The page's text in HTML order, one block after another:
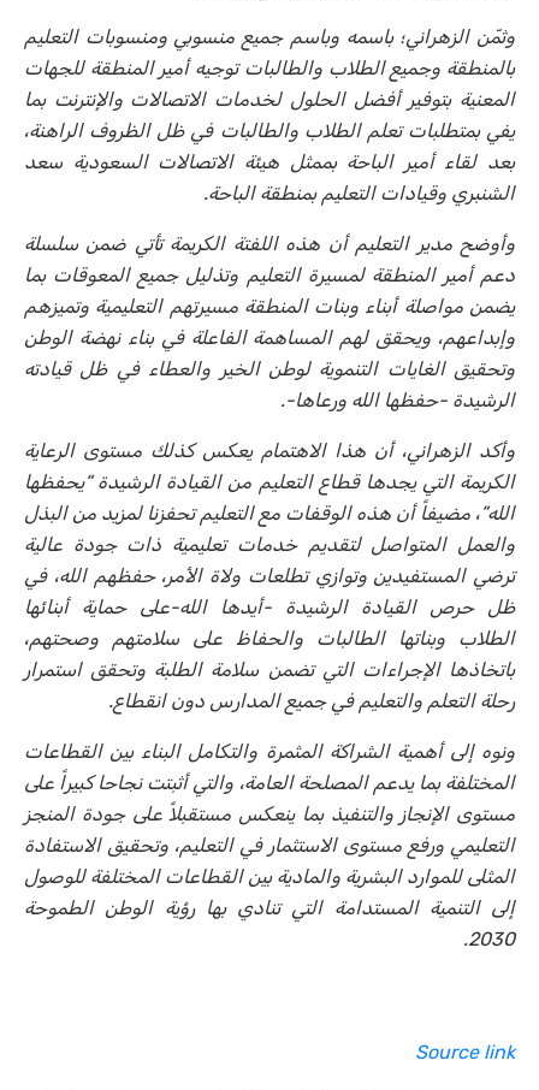
وثمّن الزهراني؛ باسمه وباسم جميع منسوبي ومنسوبات التعليم
بالمنطقة وجميع الطلاب والطالبات توجيه أمير المنطقة للجهات
المعنية بتوفير أفضل الحلول لخدمات الاتصالات والإنترنت بما
يفي بمتطلبات تعلم الطلاب والطالبات في ظل الظروف الراهنة،
بعد لقاء أمير الباحة بممثل هيئة الاتصالات السعودية سعد
الشنبري وقيادات التعليم بمنطقة الباحة.
وأوضح مدير التعليم أن هذه اللفتة الكريمة تأتي ضمن سلسلة
دعم أمير المنطقة لمسيرة التعليم وتذليل جميع المعوقات بما
يضمن مواصلة أبناء وبنات المنطقة مسيرتهم التعليمية وتميزهم
وإبداعهم، ويحقق لهم المساهمة الفاعلة في بناء نهضة الوطن
وتحقيق الغايات التنموية لوطن الخير والعطاء في ظل قيادته
الرشيدة -حفظها الله ورعاها-.
وأكد الزهراني، أن هذا الاهتمام يعكس كذلك مستوى الرعاية
الكريمة التي يجدها قطاع التعليم من القيادة الرشيدة “يحفظها
الله”، مضيفاً أن هذه الوقفات مع التعليم تحفزنا لمزيد من البذل
والعمل المتواصل لتقديم خدمات تعليمية ذات جودة عالية
ترضي المستفيدين وتوازي تطلعات ولاة الأمر، حفظهم الله، في
ظل حرص القيادة الرشيدة -أيدها الله-على حماية أبنائها
الطلاب وبناتها الطالبات والحفاظ على سلامتهم وصحتهم،
باتخاذها الإجراءات التي تضمن سلامة الطلبة وتحقق استمرار
رحلة التعلم والتعليم في جميع المدارس دون انقطاع.
ونوه إلى أهمية الشراكة المثمرة والتكامل البناء بين القطاعات
المختلفة بما يدعم المصلحة العامة، والتي أثبتت نجاحا كبيراً على
مستوى الإنجاز والتنفيذ بما ينعكس مستقبلاً على جودة المنجز
التعليمي ورفع مستوى الاستثمار في التعليم، وتحقيق الاستفادة
المثلى للموارد البشرية والمادية بين القطاعات المختلفة للوصول
إلى التنمية المستدامة التي تنادي بها رؤية الوطن الطموحة
2030.
Source link